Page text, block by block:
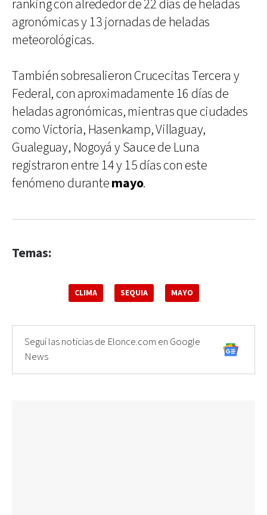
ranking con alrededor de 22 días de heladas
agronómicas y 13 jornadas de heladas
meteorológicas.
También sobresalieron Crucecitas Tercera y
Federal, con aproximadamente 16 días de
heladas agronómicas, mientras que ciudades
como Victoria, Hasenkamp, Villaguay,
Gualeguay, Nogoyá y Sauce de Luna
registraron entre 14 y 15 días con este
fenómeno durantemayo.
Temas:
CLIMA SEQUIA MAYO
Seguí las noticias de Elonce.com en Google
News